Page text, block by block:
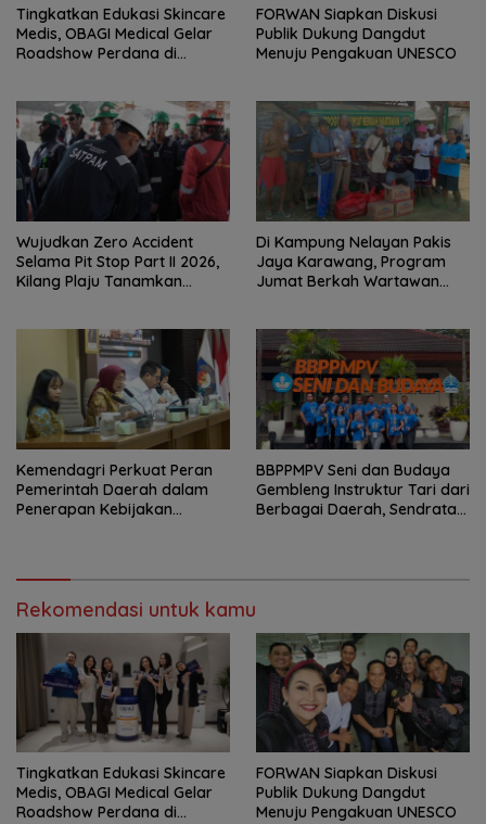
Tingkatkan Edukasi Skincare
Medis, OBAGI Medical Gelar
Roadshow Perdana di
FORWAN Siapkan Diskusi
Publik Dukung Dangdut
Menuju Pengakuan UNESCO
Wujudkan Zero Accident
Selama Pit Stop Part II 2026,
Kilang Plaju Tanamkan
Di Kampung Nelayan Pakis
Jaya Karawang, Program
Jumat Berkah Wartawan
Kemendagri Perkuat Peran
Pemerintah Daerah dalam
Penerapan Kebijakan
BBPPMPV Seni dan Budaya
Gembleng Instruktur Tari dari
Berbagai Daerah, Sendratari
Rekomendasi untuk kamu
Tingkatkan Edukasi Skincare
Medis, OBAGI Medical Gelar
Roadshow Perdana di
FORWAN Siapkan Diskusi
Publik Dukung Dangdut
Menuju Pengakuan UNESCO